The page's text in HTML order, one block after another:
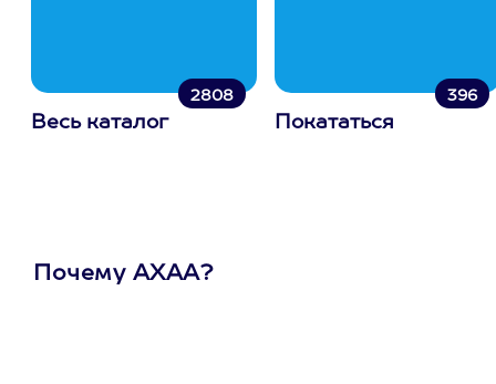
2808
Весь каталог
396
Покататься
Почему АХАА?